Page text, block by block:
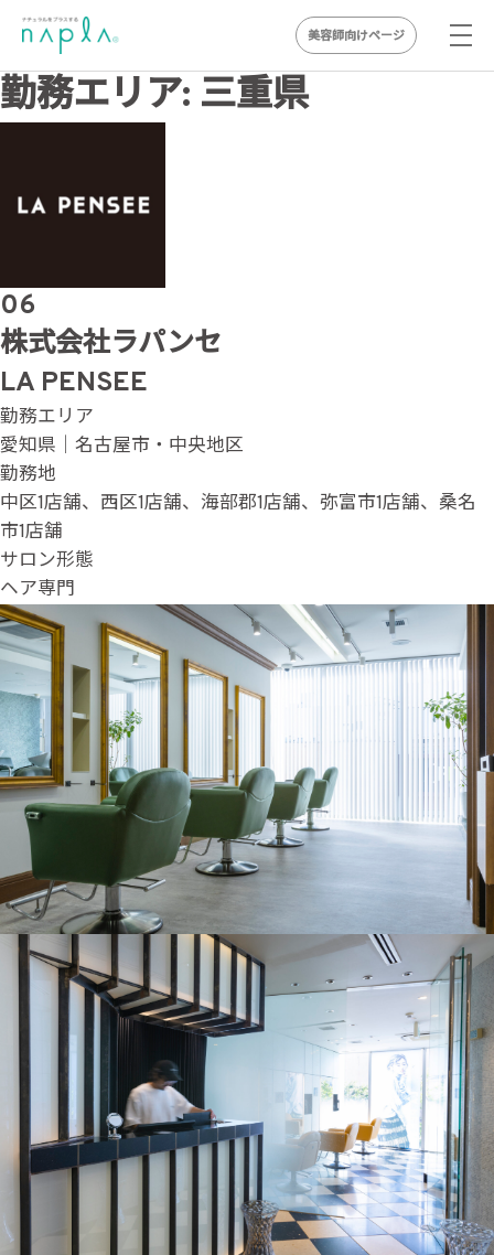
Skip
to
美容師向けページ
勤務エリア: 三重県
06
株式会社ラパンセ
LA PENSEE
勤務エリア
愛知県｜名古屋市・中央地区
勤務地
中区1店舗、西区1店舗、海部郡1店舗、弥富市1店舗、桑名
市1店舗
サロン形態
ヘア専門